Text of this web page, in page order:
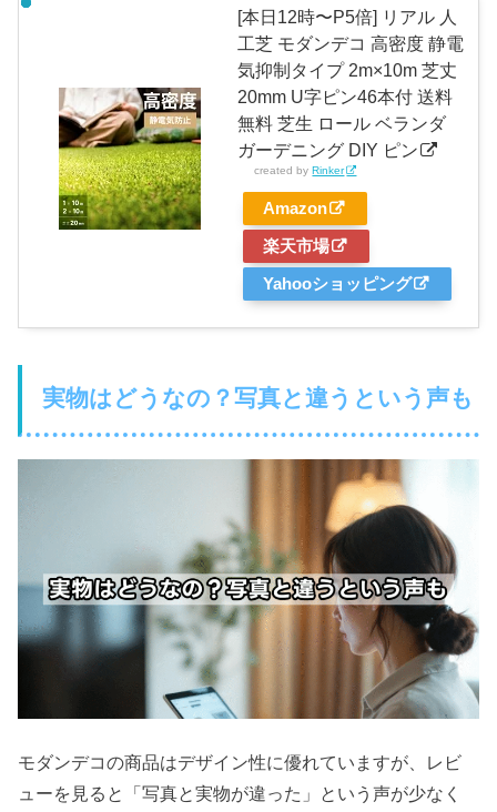
[本日12時〜P5倍] リアル 人
工芝 モダンデコ 高密度 静電
気抑制タイプ 2m×10m 芝丈
20mm U字ピン46本付 送料
無料 芝生 ロール ベランダ
ガーデニング DIY ピン
created byRinker
Amazon
楽天市場
Yahooショッピング
実物はどうなの？写真と違うという声も
モダンデコの商品はデザイン性に優れていますが、レビ
ューを見ると「写真と実物が違った」という声が少なく